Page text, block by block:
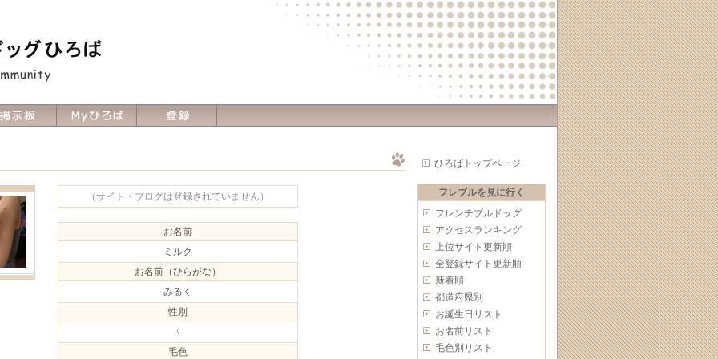
ひろばトップページ
フレブルを見に行く
フレンチブルドッグ
アクセスランキング
上位サイト更新順
全登録サイト更新順
新着順
都道府県別
お誕生日リスト
お名前リスト
毛色別リスト
（サイト・ブログは登録されていません）
お名前
ミルク
お名前（ひらがな）
みるく
性別
♀
毛色